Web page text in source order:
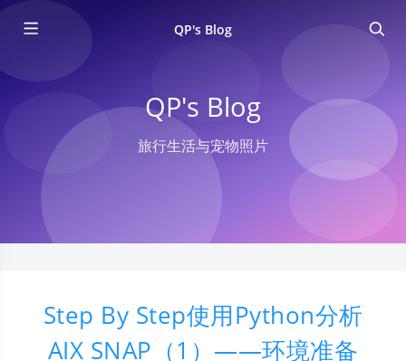
QP's Blog
QP's Blog
旅行生活与宠物照片
Step By Step使用Python分析
AIX SNAP（1）——环境准备